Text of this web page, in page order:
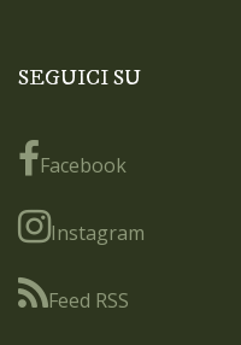
SEGUICI SU
Facebook
Instagram
Feed RSS